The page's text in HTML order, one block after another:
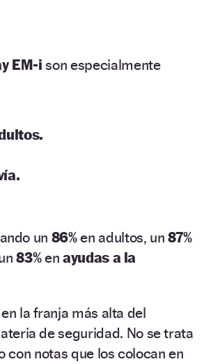
EM-ison especialmente
un 86%en adultos, un87%
83%en ayudas a la
la franja más alta del
de seguridad. No se trata
con notas que los colocan en